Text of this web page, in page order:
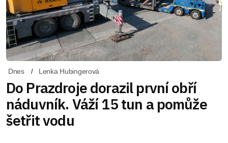
Dnes Lenka Hubingerová
Do Prazdroje dorazil první obří
náduvník. Váží 15 tun a pomůže
šetřit vodu